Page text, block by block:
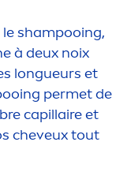
le shampooing,
à deux noix
longueurs et
permet de
capillaire et
cheveux tout